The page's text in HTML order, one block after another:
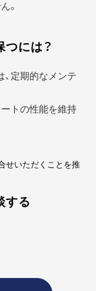
。
には？
定期的なメンテ
トの性能を維持
せいただくことを推
する